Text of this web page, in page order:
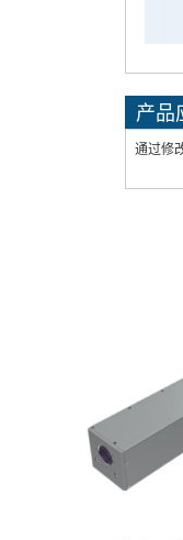
产品
通过修